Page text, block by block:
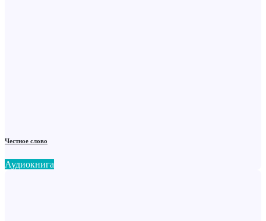
Честное слово
Аудиокнига